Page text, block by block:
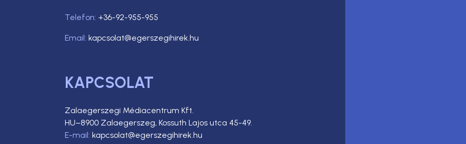
Telefon: +36-92-955-955
Email: kapcsolat@egerszegihirek.hu
KAPCSOLAT
Zalaegerszegi Médiacentrum Kft.
HU–8900 Zalaegerszeg, Kossuth Lajos utca 45-49.
E-mail: kapcsolat@egerszegihirek.hu